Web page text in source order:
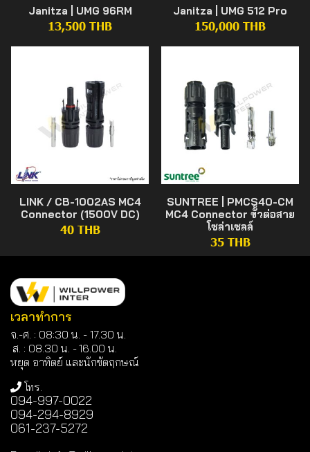
Janitza | UMG 96RM
13,500 THB
Janitza | UMG 512 Pro
150,000 THB
LINK / CB-1002AS MC4
Connector (1500V DC)
40 THB
SUNTREE | PMCS40-CM
MC4 Connector ขั้วต่อสาย
โซล่าเซลล์
35 THB
เวลาทำการ
จ.-ศ. : 08:30 น. - 17.30 น.
ส. : 08.30 น. -16.00 น.
หยุด อาทิตย์ และนักขัตฤกษณ์
โทร.
094-997-0022
094-294-8929
061-237-5272